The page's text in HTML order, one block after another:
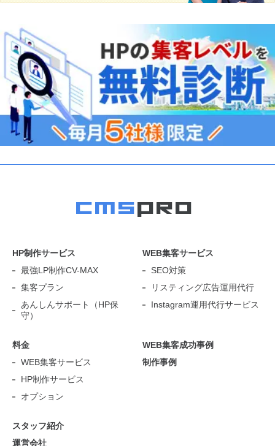
HP制作サービス
最強LP制作CV-MAX
集客プラン
あんしんサポート（HP保
守）
WEB集客サービス
SEO対策
リスティング広告運用代行
Instagram運用代行サービス
料金
WEB集客サービス
HP制作サービス
オプション
WEB集客成功事例
制作事例
スタッフ紹介
運営会社